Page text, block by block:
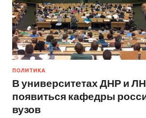
ПОЛИТИКА
В университетах ДНР и
появиться кафедры
вузов